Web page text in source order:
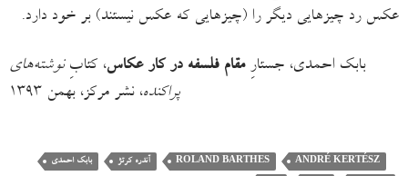
عکس رد چیزهایی دیگر را (چیزهایی که عکس نیستند) بر خود دارد.
بابک احمدی، جستارِمقام فلسفه در کار عکاس، کتابِنوشته‌های
پراکنده، نشر مرکز، بهمن ۱۳۹۳
ANDRÉ KERTÉSZ
ROLAND BARTHES آندره کرتژ بابک احمدی